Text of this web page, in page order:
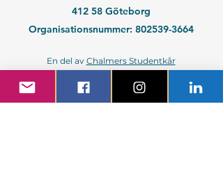
412 58 Göteborg
Organisationsnummer: 802539-3664
En del av Chalmers Studentkår
Kontakt medlem